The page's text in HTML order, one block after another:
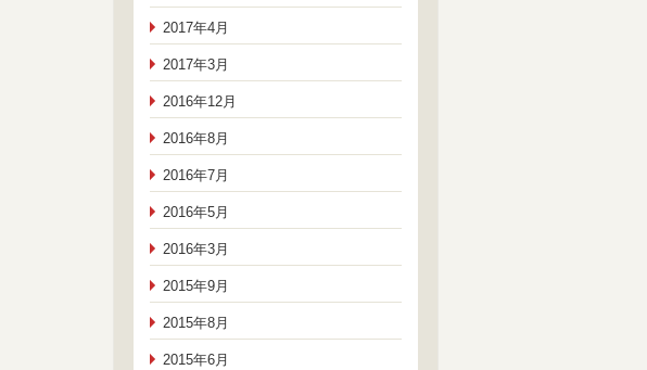
2017年4月
2017年3月
2016年12月
2016年8月
2016年7月
2016年5月
2016年3月
2015年9月
2015年8月
2015年6月